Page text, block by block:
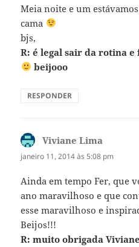
Meia noite e um
cama
bjs,
R: é legal sair da rotina
beijooo
RESPONDER
Viviane Lima
janeiro 11, 2014 às 5:08 pm
Ainda em tempo Fer, que
ano maravilhoso e que
esse maravilhoso e
Beijos!!!
R: muito obrigada